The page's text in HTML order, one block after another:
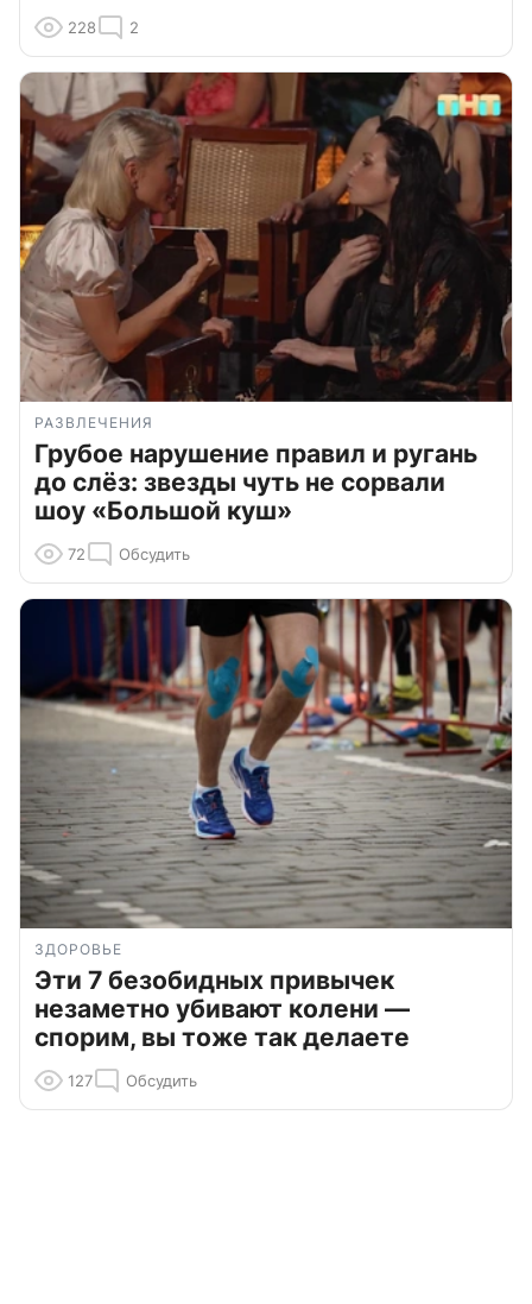
228 2
РАЗВЛЕЧЕНИЯ
Грубое нарушение правил и ругань
до слёз: звезды чуть не сорвали
шоу «Большой куш»
72 Обсудить
ЗДОРОВЬЕ
Эти 7 безобидных привычек
незаметно убивают колени —
спорим, вы тоже так делаете
127 Обсудить